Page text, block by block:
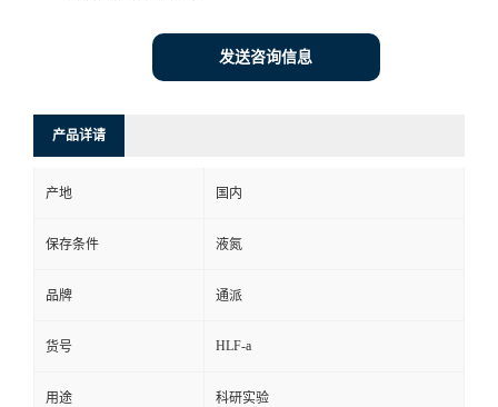
发送咨询信息
产品详请
产地 国内
保存条件 液氮
品牌 通派
货号 HLF-a
用途 科研实验